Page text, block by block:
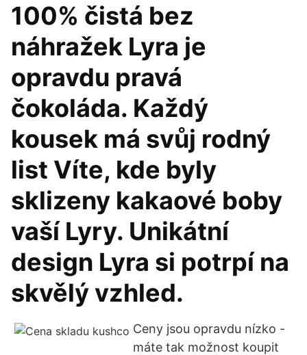
100% čistá bez
náhražek Lyra je
opravdu pravá
čokoláda. Každý
kousek má svůj rodný
list Víte, kde byly
sklizeny kakaové boby
vaší Lyry. Unikátní
design Lyra si potrpí na
skvělý vzhled.
Ceny jsou opravdu nízko -
máte tak možnost koupit